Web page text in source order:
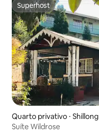
Superhost
Superhost
Quarto privativo ⋅ Shillong
Suíte Wildrose